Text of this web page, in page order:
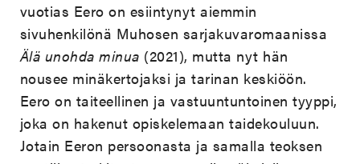
vuotias Eero on esiintynyt aiemmin
sivuhenkilönä Muhosen sarjakuvaromaanissa
Älä unohda minua (2021), mutta nyt hän
nousee minäkertojaksi ja tarinan keskiöön.
Eero on taiteellinen ja vastuuntuntoinen tyyppi,
joka on hakenut opiskelemaan taidekouluun.
Jotain Eeron persoonasta ja samalla teoksen